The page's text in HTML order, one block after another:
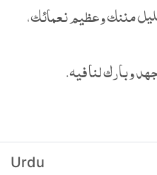
مننك وعظيم نعمائك،
وبارك لنا فيه.
Urdu